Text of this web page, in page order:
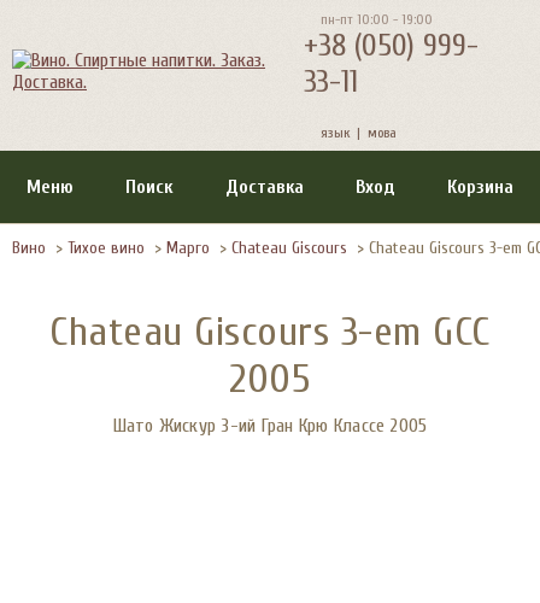
пн-пт 10:00 - 19:00
+38 (050) 999-
33-11
язык | мова
Меню Поиск Доставка Вход Корзина
Вино > Тихое вино > Марго > Chateau Giscours > Chateau Giscours 3-em
Chateau Giscours 3-em GCC
2005
Шато Жискур 3-ий Гран Крю Классе 2005